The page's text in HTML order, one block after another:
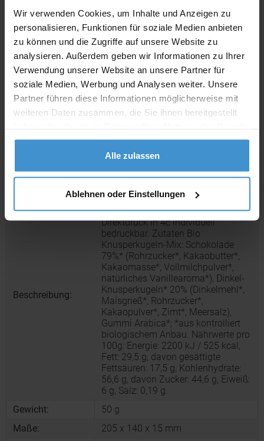
Wir verwenden Cookies, um Inhalte und Anzeigen zu
personalisieren, Funktionen für soziale Medien anbieten
zu können und die Zugriffe auf unsere Website zu
analysieren. Außerdem geben wir Informationen zu Ihrer
Verwendung unserer Website an unsere Partner für
soziale Medien, Werbung und Analysen weiter. Unsere
Partner führen diese Informationen möglicherweise mit
weiteren Daten zusammen, die Sie ihnen bereitgestellt
gesammelt haben.
Alle zulassen
Ablehnen oder Einstellungen
Lieferzeiten
Artikel mit Werbeanbringung: ca. 1 - 2 Wochen
Muster:
Muster bestellen
FNM00434
Artikelname:
Bio Knusperkugeln-Mix, ca. 50g,
Adventskalender Mini
Beschreibung:
Adventskalender Mini
Faltschachtel. Werbeanbringung als
Direktdruck in 4c individuell
bedruckbar. Zutaten Bio
Knusperkugeln-Mix: Schokolade
79%* (Rohrzucker*, Kakaobutter*,
Kakaomasse*, Vollmilchpulver*,
natürliches Vanillearoma*), Dinkel-
Knusperkugeln* 20% (Dinkelmehl*,
Maisgrieß*, Rohrzucker*,
Kakaopulver*, Zimt*, Meersalz),
Gummi Arabica*; *aus kontrolliert
biologischem Anbau. Nährwerte pro
100g: Energie: 2200 kJ / 525 kcal,
Fett: 29,5 g, davon gesättigte
Fettsäuren: 17,5 g, Kohlenhydrate:
56,6 g, davon Zucker: 44,6 g, Eiweiß:
6 g, Salz: 0,19 g.
Gewicht:
50 g
Maße:
205 x 140 x 15 mm